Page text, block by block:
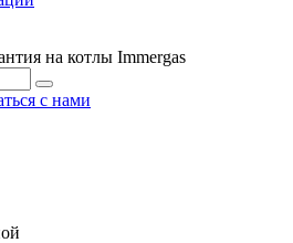
на котлы Immergas
с нами